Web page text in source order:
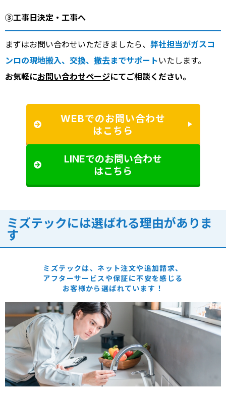
③工事日決定・工事へ
まずはお問い合わせいただきましたら、 弊社担当がガスコ
ンロの現地搬入、交換、撤去までサポート いたします。
お気軽にお問い合わせページにてご相談ください。
WEBでのお問い合わせ
はこちら
LINEでのお問い合わせ
はこちら
ミズテックには選ばれる理由がありま
す
ミズテックは、ネット注文や追加請求、
アフターサービスや保証に不安を感じる
お客様から選ばれています！